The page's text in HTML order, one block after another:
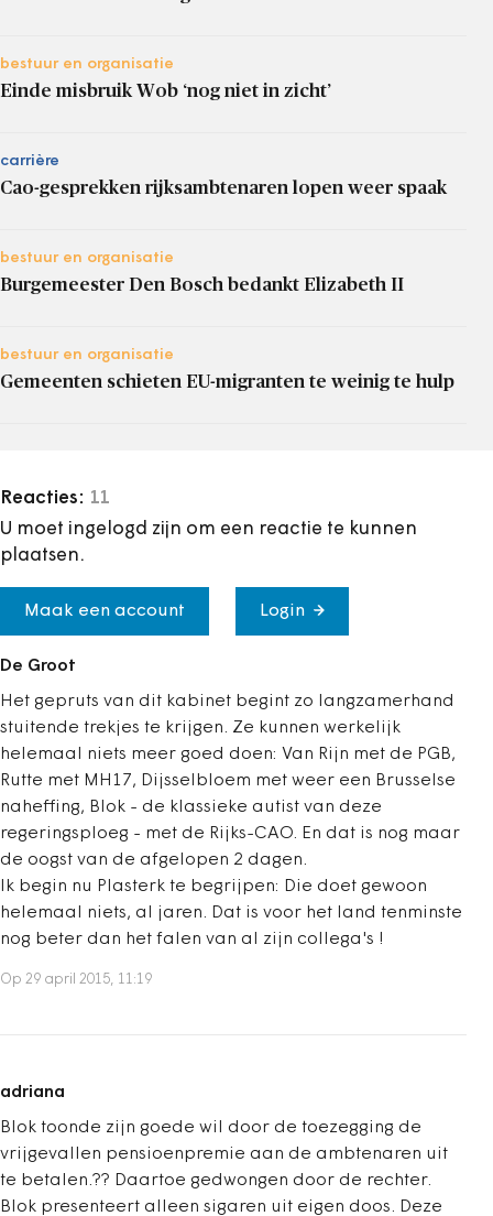
bestuur en organisatie
Einde misbruik Wob ‘nog niet in zicht’
carrière
Cao-gesprekken rijksambtenaren lopen weer spaak
bestuur en organisatie
Burgemeester Den Bosch bedankt Elizabeth II
bestuur en organisatie
Gemeenten schieten EU-migranten te weinig te hulp
Reacties: 11
U moet ingelogd zijn om een reactie te kunnen
plaatsen.
Maak een account Login
De Groot
Het gepruts van dit kabinet begint zo langzamerhand
stuitende trekjes te krijgen. Ze kunnen werkelijk
helemaal niets meer goed doen: Van Rijn met de PGB,
Rutte met MH17, Dijsselbloem met weer een Brusselse
naheffing, Blok - de klassieke autist van deze
regeringsploeg - met de Rijks-CAO. En dat is nog maar
de oogst van de afgelopen 2 dagen.
Ik begin nu Plasterk te begrijpen: Die doet gewoon
helemaal niets, al jaren. Dat is voor het land tenminste
nog beter dan het falen van al zijn collega's !
Op 29 april 2015, 11:19
adriana
Blok toonde zijn goede wil door de toezegging de
vrijgevallen pensioenpremie aan de ambtenaren uit
te betalen.?? Daartoe gedwongen door de rechter.
Blok presenteert alleen sigaren uit eigen doos. Deze